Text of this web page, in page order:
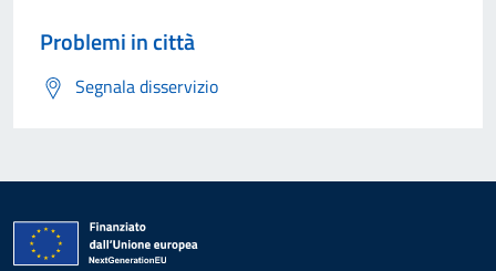
Problemi in città
Segnala disservizio